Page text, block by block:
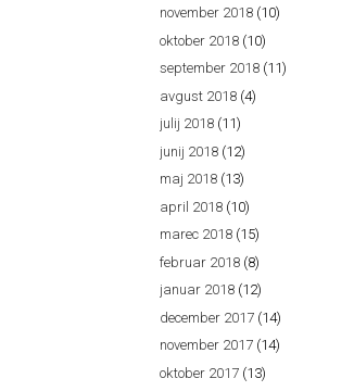
november 2018 (10)
oktober 2018 (10)
september 2018 (11)
avgust 2018 (4)
julij 2018 (11)
junij 2018 (12)
maj 2018 (13)
april 2018 (10)
marec 2018 (15)
februar 2018 (8)
januar 2018 (12)
december 2017 (14)
november 2017 (14)
oktober 2017 (13)